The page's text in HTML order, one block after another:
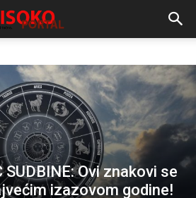
SUDBINE: Ovi znakovi se
izazovom godine!